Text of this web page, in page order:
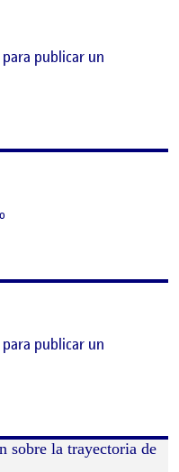
para publicar un
6:49 pm
para publicar un